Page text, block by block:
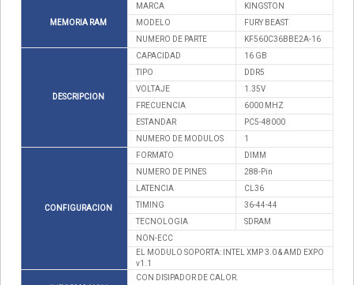
MEMORIA RAM
MARCA
KINGSTON
MODELO
FURY BEAST
NUMERO DE PARTE
KF560C36BBE2A-16
DESCRIPCION
CAPACIDAD
16 GB
TIPO
DDR5
VOLTAJE
1.35V
FRECUENCIA
6000 MHZ
ESTANDAR
PC5-48000
NUMERO DE MODULOS
1
CONFIGURACION
FORMATO
DIMM
NUMERO DE PINES
288-Pin
LATENCIA
CL36
TIMING
36-44-44
TECNOLOGIA
SDRAM
NON-ECC
EL MODULO SOPORTA: INTEL XMP 3.0 & AMD EXPO
v1.1
CON DISIPADOR DE CALOR.